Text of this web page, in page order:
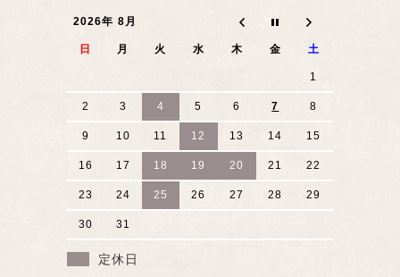
2026年 8月
日 月 火 水 木 金 土
1
2 3 4 5 6 7 8
9 10 11 12 13 14 15
16 17 18 19 20 21 22
23 24 25 26 27 28 29
30 31
定休日